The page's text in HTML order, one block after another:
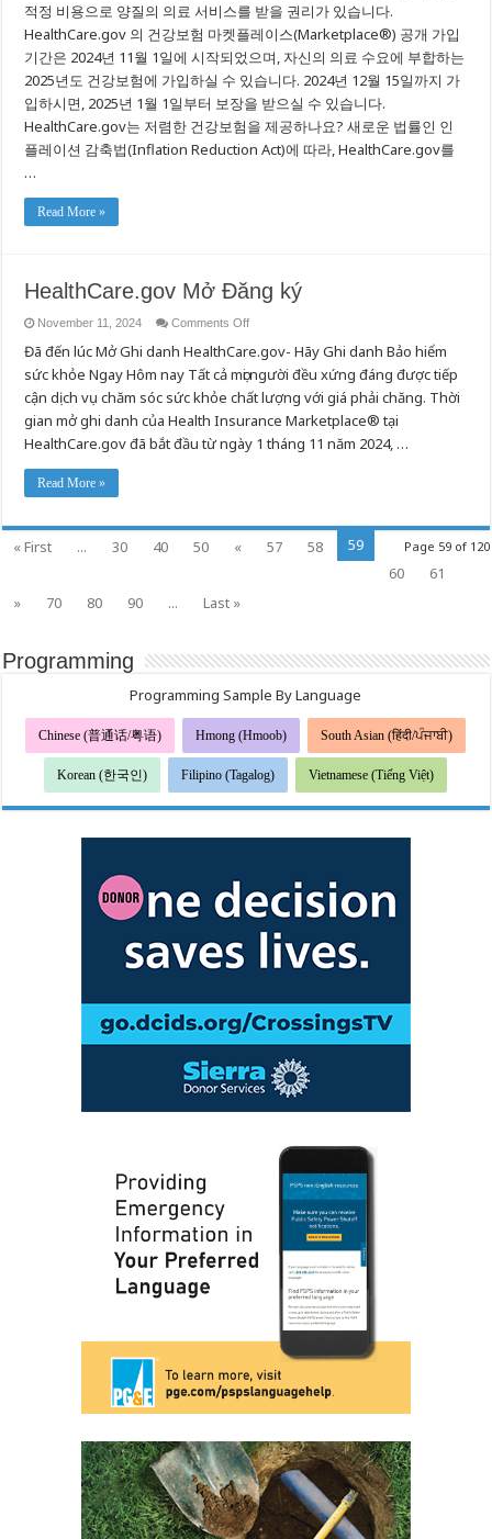
등
록
적정 비용으로 양질의 의료 서비스를 받을 권리가 있습니다.
HealthCare.gov 의 건강보험 마켓플레이스(Marketplace®) 공개 가입
기간은 2024년 11월 1일에 시작되었으며, 자신의 의료 수요에 부합하는
2025년도 건강보험에 가입하실 수 있습니다. 2024년 12월 15일까지 가
입하시면, 2025년 1월 1일부터 보장을 받으실 수 있습니다.
HealthCare.gov는 저렴한 건강보험을 제공하나요? 새로운 법률인 인
플레이션 감축법(Inflation Reduction Act)에 따라, HealthCare.gov를
…
Read More »
HealthCare.gov Mở Đăng ký
November 11, 2024 Comments Offon
Mở
Đăng
ký
Đã đến lúc Mở Ghi danh HealthCare.gov- Hãy Ghi danh Bảo hiểm
sức khỏe Ngay Hôm nay Tất cả mọi người đều xứng đáng được tiếp
cận dịch vụ chăm sóc sức khỏe chất lượng với giá phải chăng. Thời
gian mở ghi danh của Health Insurance Marketplace® tại
HealthCare.gov đã bắt đầu từ ngày 1 tháng 11 năm 2024, …
Read More »
Page 59 of 120
« First ... 30 40 50 « 57 58
59
60
61
»
70 80 90 ... Last »
Programming
Programming Sample By Language
Chinese (普通话/粤语) Hmong (Hmoob) South Asian (हिंदी/ਪੰਜਾਬੀ)
Korean (한국인) Filipino (Tagalog) Vietnamese (Tiếng Việt)